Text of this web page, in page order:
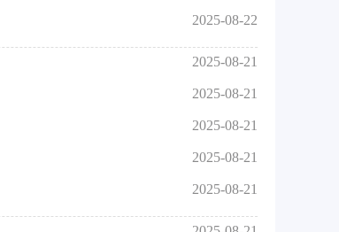
2025-08-22
2025-08-21
2025-08-21
2025-08-21
2025-08-21
2025-08-21